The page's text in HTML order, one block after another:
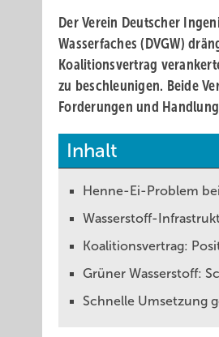
Der Verein Deutscher
Wasserfaches (DVGW)
Koalitionsvertrag
zu beschleunigen. Beide
Forderungen und
Inhalt
Henne-Ei-Problem
Wasserstoff-
Koalitionsvertrag:
Grüner Wasserstoff:
Schnelle Umsetzung